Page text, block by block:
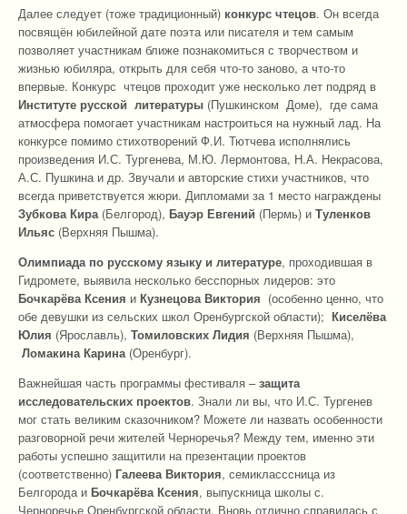
Далее следует (тоже традиционный) конкурс чтецов. Он всегда
посвящён юбилейной дате поэта или писателя и тем самым
позволяет участникам ближе познакомиться с творчеством и
жизнью юбиляра, открыть для себя что-то заново, а что-то
впервые. Конкурс чтецов проходит уже несколько лет подряд в
Институте русской литературы (Пушкинском Доме), где сама
атмосфера помогает участникам настроиться на нужный лад. На
конкурсе помимо стихотворений Ф.И. Тютчева исполнялись
произведения И.С. Тургенева, М.Ю. Лермонтова, Н.А. Некрасова,
А.С. Пушкина и др. Звучали и авторские стихи участников, что
всегда приветствуется жюри. Дипломами за 1 место награждены
Зубкова Кира (Белгород), Бауэр Евгений (Пермь) и Туленков
Ильяс (Верхняя Пышма).
Олимпиада по русскому языку и литературе, проходившая в
Гидромете, выявила несколько бесспорных лидеров: это
Бочкарёва Ксения и Кузнецова Виктория (особенно ценно, что
обе девушки из сельских школ Оренбургской области); Киселёва
Юлия (Ярославль), Томиловских Лидия (Верхняя Пышма),
Ломакина Карина (Оренбург).
Важнейшая часть программы фестиваля –защита
исследовательских проектов. Знали ли вы, что И.С. Тургенев
мог стать великим сказочником? Можете ли назвать особенности
разговорной речи жителей Черноречья? Между тем, именно эти
работы успешно защитили на презентации проектов
(соответственно) Галеева Виктория, семикласссница из
Белгорода и Бочкарёва Ксения, выпускница школы с.
Черноречье Оренбургской области. Вновь отлично справилась с